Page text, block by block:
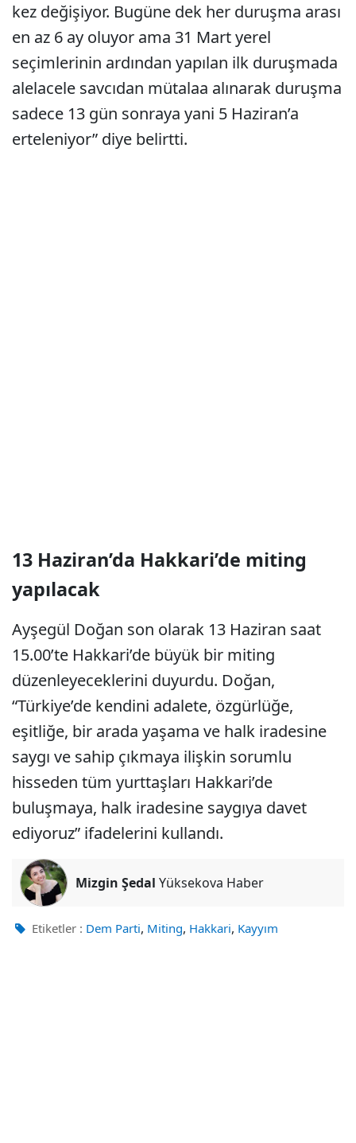
kez değişiyor. Bugüne dek her duruşma arası
en az 6 ay oluyor ama 31 Mart yerel
seçimlerinin ardından yapılan ilk duruşmada
alelacele savcıdan mütalaa alınarak duruşma
sadece 13 gün sonraya yani 5 Haziran’a
erteleniyor” diye belirtti.
13 Haziran’da Hakkari’de miting
yapılacak
Ayşegül Doğan son olarak 13 Haziran saat
15.00’te Hakkari’de büyük bir miting
düzenleyeceklerini duyurdu. Doğan,
“Türkiye’de kendini adalete, özgürlüğe,
eşitliğe, bir arada yaşama ve halk iradesine
saygı ve sahip çıkmaya ilişkin sorumlu
hisseden tüm yurttaşları Hakkari’de
buluşmaya, halk iradesine saygıya davet
ediyoruz” ifadelerini kullandı.
Mizgin Şedal Yüksekova Haber
Etiketler : Dem Parti, Miting, Hakkari, Kayyım